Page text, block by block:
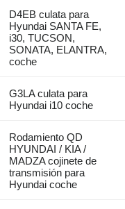
D4EB culata para
Hyundai SANTA FE,
i30, TUCSON,
SONATA, ELANTRA,
coche
G3LA culata para
Hyundai i10 coche
Rodamiento QD
HYUNDAI / KIA /
MADZA cojinete de
transmisión para
Hyundai coche